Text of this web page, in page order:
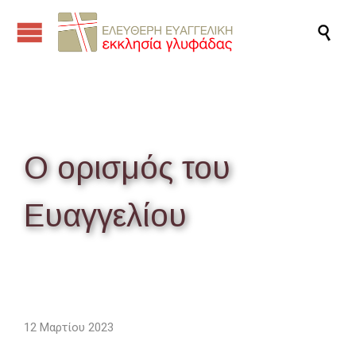

Ο ορισμός του
Ευαγγελίου
12 Μαρτίου 2023